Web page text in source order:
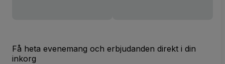
Få heta evenemang och erbjudanden direkt i din
inkorg